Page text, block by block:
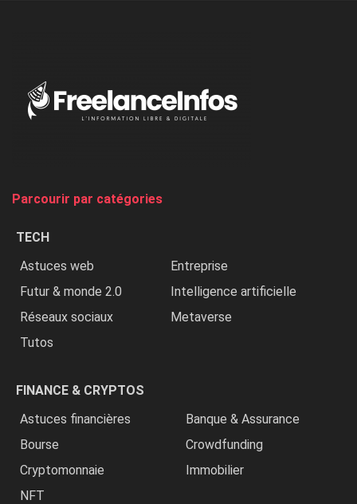
Nigeria,
Parcourir par catégories
TECH
Astuces web
Entreprise
Futur & monde 2.0
Intelligence artificielle
Réseaux sociaux
Metaverse
Tutos
FINANCE & CRYPTOS
Astuces financières
Banque & Assurance
Bourse
Crowdfunding
Cryptomonnaie
Immobilier
NFT